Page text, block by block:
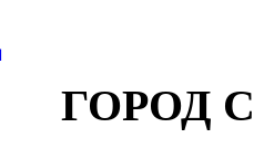
ГОРОД